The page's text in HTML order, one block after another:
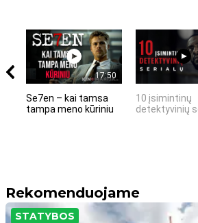
17:50
Se7en – kai tamsa
tampa meno kūriniu
10 įsimintinų
detektyvinių
Rekomenduojame
STATYBOS